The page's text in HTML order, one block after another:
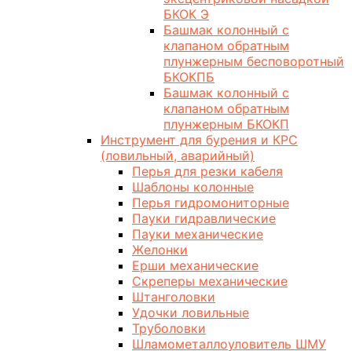
БКОК Э
Башмак колонный с
клапаном обратным
плунжерным бесповоротный
БКОКПБ
Башмак колонный с
клапаном обратным
плунжерным БКОКП
Инструмент для бурения и КРС
(ловильный, аварийный)
Перья для резки кабеля
Шаблоны колонные
Перья гидромониторные
Пауки гидравлические
Пауки механические
Желонки
Ерши механические
Скреперы механические
Штанголовки
Удочки ловильные
Труболовки
Шламометаллоуловитель ШМУ